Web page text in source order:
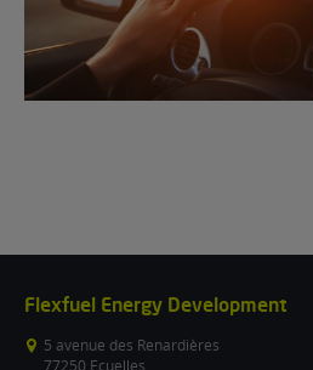
Flexfuel Energy Development
5 avenue des Renardières
77250 Ecuelles